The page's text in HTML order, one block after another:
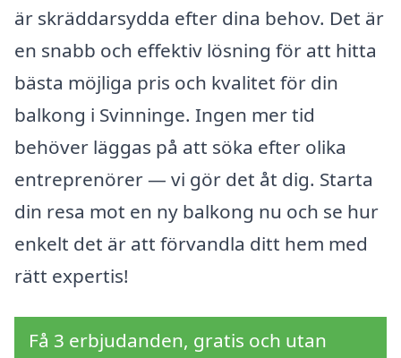
är skräddarsydda efter dina behov. Det är
en snabb och effektiv lösning för att hitta
bästa möjliga pris och kvalitet för din
balkong i Svinninge. Ingen mer tid
behöver läggas på att söka efter olika
entreprenörer — vi gör det åt dig. Starta
din resa mot en ny balkong nu och se hur
enkelt det är att förvandla ditt hem med
rätt expertis!
Få 3 erbjudanden, gratis och utan